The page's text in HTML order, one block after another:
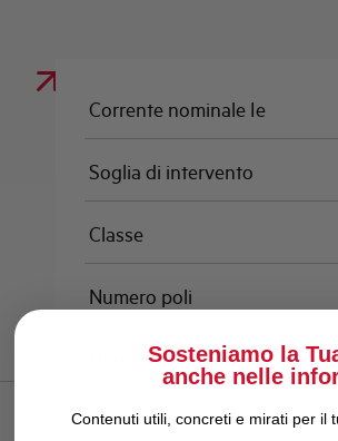
Corrente nominale Ie
Soglia di intervento
Classe
Numero poli
Numero moduli
Sosteniamo la
anche nelle
Contenuti utili, concreti e mirati per il